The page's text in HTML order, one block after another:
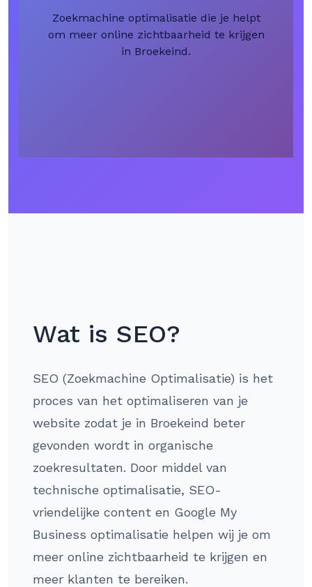
Zoekmachine optimalisatie die je helpt
om meer online zichtbaarheid te krijgen
in Broekeind.
Wat is SEO?
SEO (Zoekmachine Optimalisatie) is het
proces van het optimaliseren van je
website zodat je in Broekeind beter
gevonden wordt in organische
zoekresultaten. Door middel van
technische optimalisatie, SEO-
vriendelijke content en Google My
Business optimalisatie helpen wij je om
meer online zichtbaarheid te krijgen en
meer klanten te bereiken.